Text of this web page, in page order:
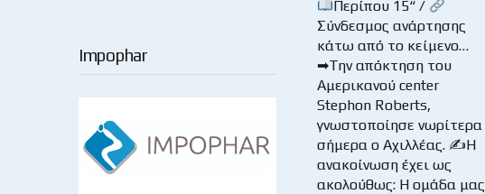
Impophar
Περίπου 15“ /
Σύνδεσμος ανάρτησης
κάτω από το κείμενο…
➡Την απόκτηση του
Αμερικανού center
Stephon Roberts,
γνωστοποίησε νωρίτερα
σήμερα ο Αχιλλέας. ✍Η
ανακοίνωση έχει ως
ακολούθως: Η ομάδα μας